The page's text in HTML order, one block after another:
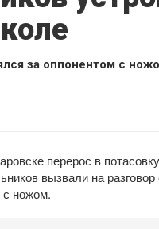
за оппонентом с
перерос в
вызвали на
с ножом.